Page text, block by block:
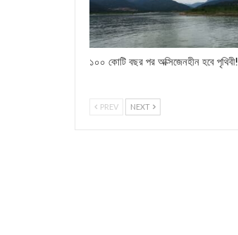
১০০ কোটি বছর পর অক্সিজেনহীন হবে পৃথিবী!
PREV NEXT